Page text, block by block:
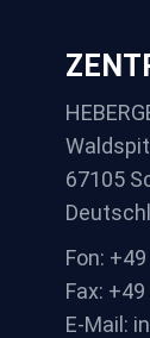
67105
Fon:
Fax:
E-Mail: